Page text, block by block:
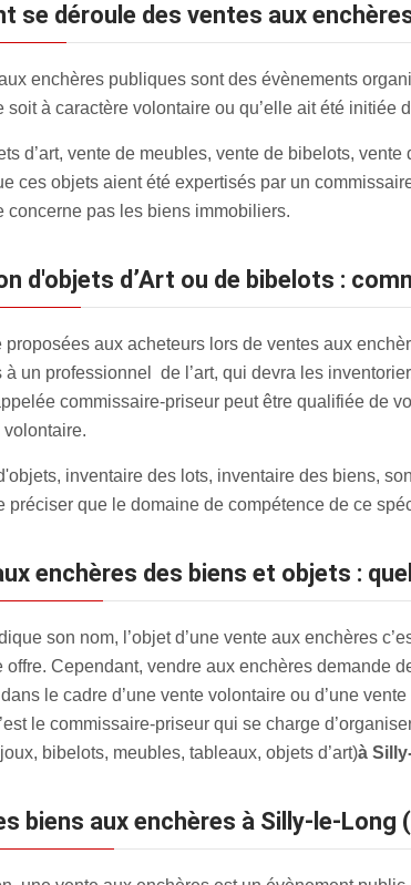
se déroule des ventes aux
enchères publiques sont des évènements
soit à caractère volontaire ou qu’elle ait été
d’art, vente de meubles, vente de bibelots,
ces objets aient été expertisés par un
concerne pas les biens immobiliers.
d'objets d’Art ou de bibelots :
proposées aux acheteurs lors de ventes aux
à un professionnel de l’art, qui devra les
commissaire-priseur peut être qualifiée de
inventaire des lots, inventaire des biens,
préciser que le domaine de compétence de ce
aux enchères des biens et objets :
son nom, l’objet d’une vente aux enchères
offre. Cependant, vendre aux enchères demande
le cadre d’une vente volontaire ou d’une
le commissaire-priseur qui se charge
bibelots, meubles, tableaux, objets d’art)à
biens aux enchères à Silly-le-